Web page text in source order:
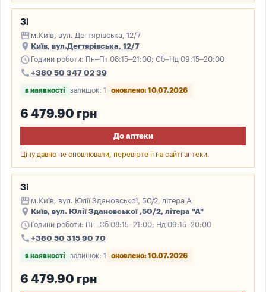
3і
storefront м.Київ, вул. Дегтярівська, 12/7
place Київ, вул.Дегтярівська, 12/7
schedule Години роботи: Пн–Пт 08:15–21:00; Сб–Нд 09:15–20:00
call +380 50 347 02 39
в наявності залишок: 1 оновлено: 10.07.2026
6 479.90 грн
До аптеки
Ціну давно не оновлювали, перевірте її на сайті аптеки.
3і
storefront м.Київ, вул. Юлії Здановської, 50/2, літера А
place Київ, вул. Юлії Здановської ,50/2, літера "А"
schedule Години роботи: Пн–Сб 08:15–21:00; Нд 09:15–20:00
call +380 50 315 90 70
в наявності залишок: 1 оновлено: 10.07.2026
6 479.90 грн